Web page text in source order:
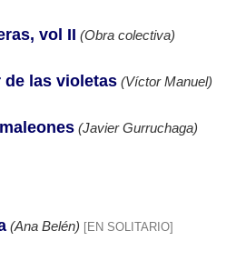
vol II (Obra colectiva)
las violetas (Víctor Manuel)
(Javier Gurruchaga)
(Ana Belén) [EN SOLITARIO]